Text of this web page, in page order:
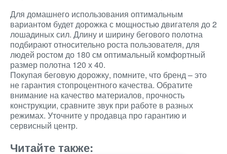
Для домашнего использования оптимальным
вариантом будет дорожка с мощностью двигателя до 2
лошадиных сил. Длину и ширину бегового полотна
подбирают относительно роста пользователя, для
людей ростом до 180 см оптимальный комфортный
размер полотна 120 х 40.
Покупая беговую дорожку, помните, что бренд – это
не гарантия стопроцентного качества. Обратите
внимание на качество материалов, прочность
конструкции, сравните звук при работе в разных
режимах. Уточните у продавца про гарантию и
сервисный центр.
Читайте также: